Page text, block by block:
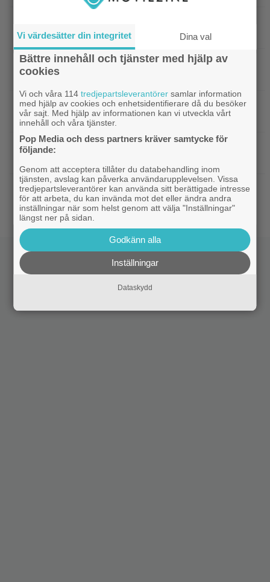
1961 fick fullpott
Klassiker|”Hajen” i topp när Empires läsare
korar tidernas 100 bästa filmer
Exklusivt|”Svärtan”-stjärnan Linus Rogsgård om
sina favoritserier: ”En av de bästa…”
Streamingtips
Nu på Viaplay: ”Stiliserat våld och
Netflix|3 nya filmer på Netflix: Oscarsvinnaren
från 2025 klättrar på topplistan
Vi värdesätter din integritet Dina val
Bättre innehåll och tjänster med hjälp av
cookies
Vi och våra 114tredjepartsleverantörer samlar information
med hjälp av cookies och enhetsidentifierare då du besöker
vår sajt. Med hjälp av informationen kan vi utveckla vårt
innehåll och våra tjänster.
Pop Media och dess partners kräver samtycke för
följande:
Genom att acceptera tillåter du databehandling inom
tjänsten, avslag kan påverka användarupplevelsen. Vissa
tredjepartsleverantörer kan använda sitt berättigade intresse
för att arbeta, du kan invända mot det eller ändra andra
inställningar när som helst genom att välja "Inställningar"
längst ner på sidan.
Godkänn alla
Inställningar
Dataskydd